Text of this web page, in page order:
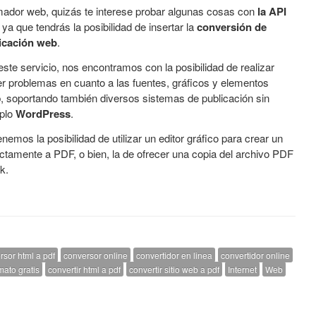
web, quizás te interese probar algunas cosas con la API
que tendrás la posibilidad de insertar laconversión de
web.
servicio, nos encontramos con la posibilidad de realizar
problemas en cuanto a las fuentes, gráficos y elementos
soportando también diversos sistemas de publicación sin
WordPress.
la posibilidad de utilizar un editor gráfico para crear un
a PDF, o bien, la de ofrecer una copia del archivo PDF
html a pdf conversor online convertidor en linea
convertidor online
gratis
convertir html a pdf convertir sitio web a pdf Internet Web